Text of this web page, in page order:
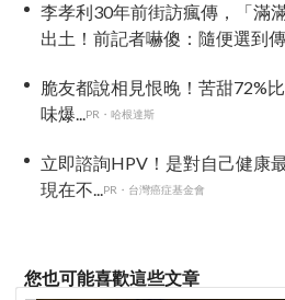
李孝利30年前街訪瘋傳，「滿
出土！前記者嚇傻：隨便選到
脆友都說相見恨晚！苦甜72%
味爆...PR・哈根達斯
立即諮詢HPV！是對自己健康
現在不...PR・台灣癌症基金會
您也可能喜歡這些文章